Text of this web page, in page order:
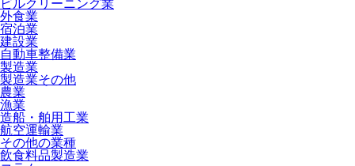
ビルクリーニング業
外食業
宿泊業
建設業
自動車整備業
製造業
製造業その他
農業
漁業
造船・舶用工業
航空運輸業
その他の業種
飲食料品製造業